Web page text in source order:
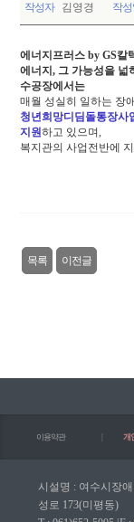
작성자 김영경 작성
에너지프러스 by GS칼
에너지, 그 가능성을
수공장에서는
매월 성실히 일하는 장
청년희망디딤돌통장사
지원하고 있으며,
복지관의 사업전반에
목록 이전글
이용약관 개
시설명 : 여수시장
성로 173(미평동)